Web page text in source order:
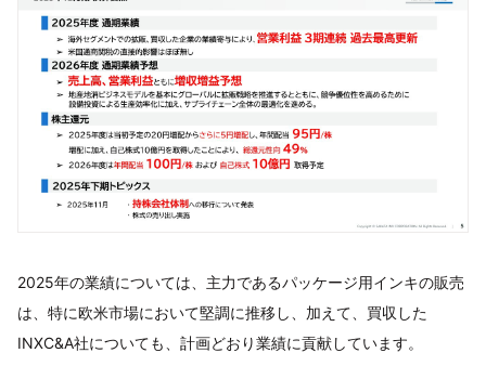
2025年の業績については、主力であるパッケージ用インキの販売
は、特に欧米市場において堅調に推移し、加えて、買収した
INXC&A社についても、計画どおり業績に貢献しています。